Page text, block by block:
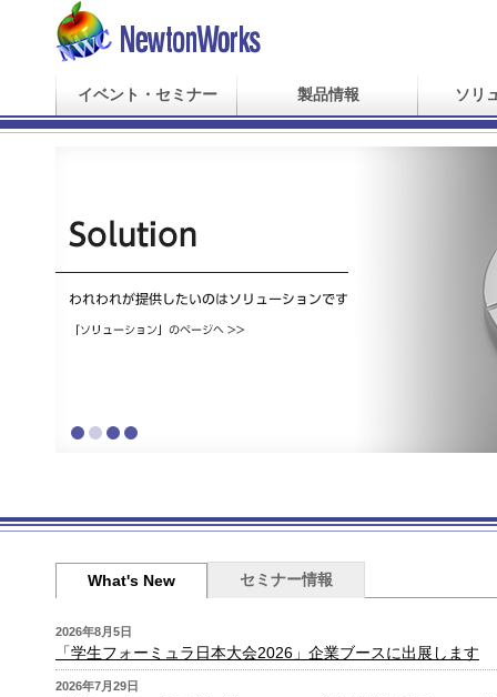
イベント・セミナー 製品情報 ソリ
What's New セミナー情報
2026年8月5日
「学生フォーミュラ日本大会2026」企業ブースに出展します
2026年7月29日